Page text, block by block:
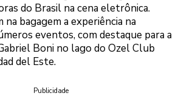
do Brasil na cena eletrônica.
bagagem a experiência na
eventos, com destaque para a
Boni no lago do Ozel Club
del Este.
Publicidade